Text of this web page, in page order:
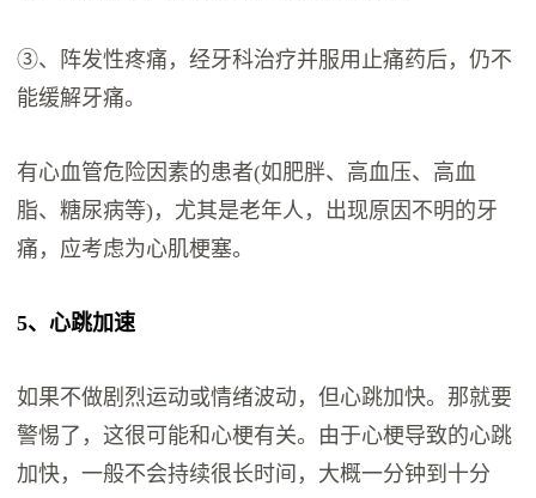
③、阵发性疼痛，经牙科治疗并服用止痛药后，仍不
能缓解牙痛。
有心血管危险因素的患者(如肥胖、高血压、高血
脂、糖尿病等)，尤其是老年人，出现原因不明的牙
痛，应考虑为心肌梗塞。
5、心跳加速
如果不做剧烈运动或情绪波动，但心跳加快。那就要
警惕了，这很可能和心梗有关。由于心梗导致的心跳
加快，一般不会持续很长时间，大概一分钟到十分